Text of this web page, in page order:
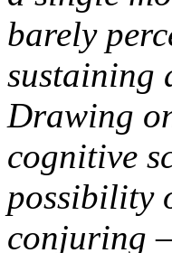
barely
sustaining
Drawing
cognitive
possibility
conjuring